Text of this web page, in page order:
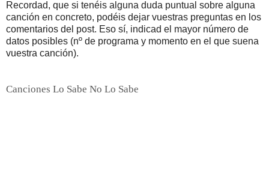
Recordad, que si tenéis alguna duda puntual sobre alguna
canción en concreto, podéis dejar vuestras preguntas en los
comentarios del post. Eso sí, indicad el mayor número de
datos posibles (nº de programa y momento en el que suena
vuestra canción).
Canciones Lo Sabe No Lo Sabe